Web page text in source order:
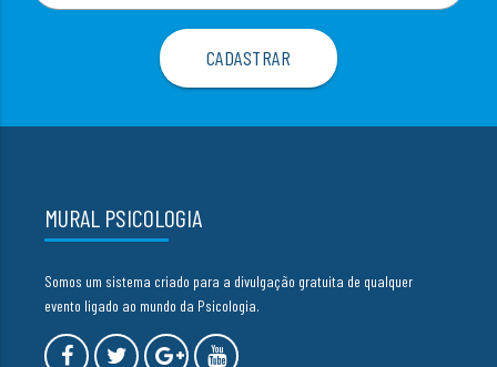
MURAL PSICOLOGIA
Somos um sistema criado para a divulgação gratuita de qualquer
evento ligado ao mundo da Psicologia.